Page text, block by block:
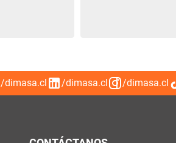
/dimasa.cl /dimasa.cl /dimasa.cl